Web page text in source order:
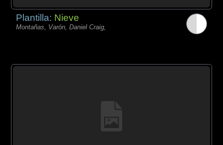
Plantilla: Nieve
Montañas, Varón, Daniel Craig,